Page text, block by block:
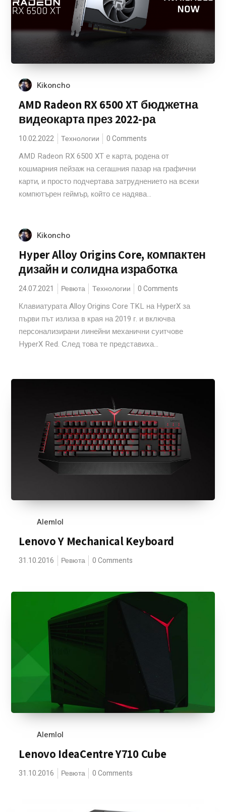
Kikoncho
AMD Radeon RX 6500 XT бюджетна
видеокарта през 2022-ра
10.02.2022 Технологии 0 Comments
AMD Radeon RX 6500 XT е карта, родена от
кошмарния пейзаж на сегашния пазар на графични
карти, и просто подчертава затруднението на всеки
компютърен геймър, който се надява...
Kikoncho
Hyper Alloy Origins Core, компактен
дизайн и солидна изработка
24.07.2021 Ревюта Технологии 0 Comments
Клавиатурата Alloy Origins Core TKL на HyperX за
първи път излиза в края на 2019 г. и включва
персонализирани линейни механични суитчове
HyperX Red. След това те представиха...
Alemlol
Lenovo Y Mechanical Keyboard
31.10.2016 Ревюта 0 Comments
Alemlol
Lenovo IdeaCentre Y710 Cube
31.10.2016 Ревюта 0 Comments